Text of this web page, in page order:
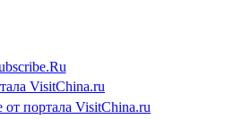
VisitChina.ru
портала VisitChina.ru